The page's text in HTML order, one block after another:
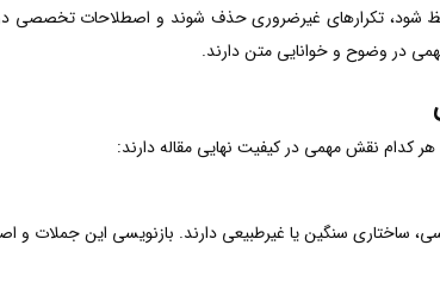
تکرارهای غیرضروری حذف شوند و اصطلاحات تخصصی در
در وضوح و خوانایی متن دارند.
کدام نقش مهمی در کیفیت نهایی مقاله دارند:
ساختاری سنگین یا غیرطبیعی دارند. بازنویسی این جملات